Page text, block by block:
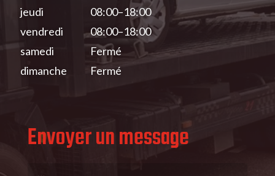
jeudi
vendredi
samedi
dimanche
08:00–18:00
08:00–18:00
Fermé
Fermé
Envoyer un message